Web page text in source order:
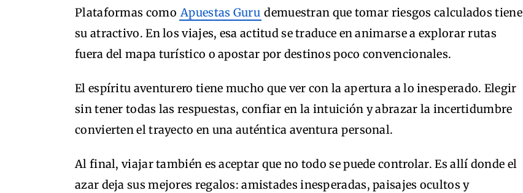
Plataformas como Apuestas Guru demuestran que tomar riesgos calculados tiene
su atractivo. En los viajes, esa actitud se traduce en animarse a explorar rutas
fuera del mapa turístico o apostar por destinos poco convencionales.
El espíritu aventurero tiene mucho que ver con la apertura a lo inesperado. Elegir
sin tener todas las respuestas, confiar en la intuición y abrazar la incertidumbre
convierten el trayecto en una auténtica aventura personal.
Al final, viajar también es aceptar que no todo se puede controlar. Es allí donde el
azar deja sus mejores regalos: amistades inesperadas, paisajes ocultos y